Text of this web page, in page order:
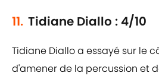
11. Tidiane Diallo : 4/10
Tidiane Diallo a essayé sur le
d'amener de la percussion et